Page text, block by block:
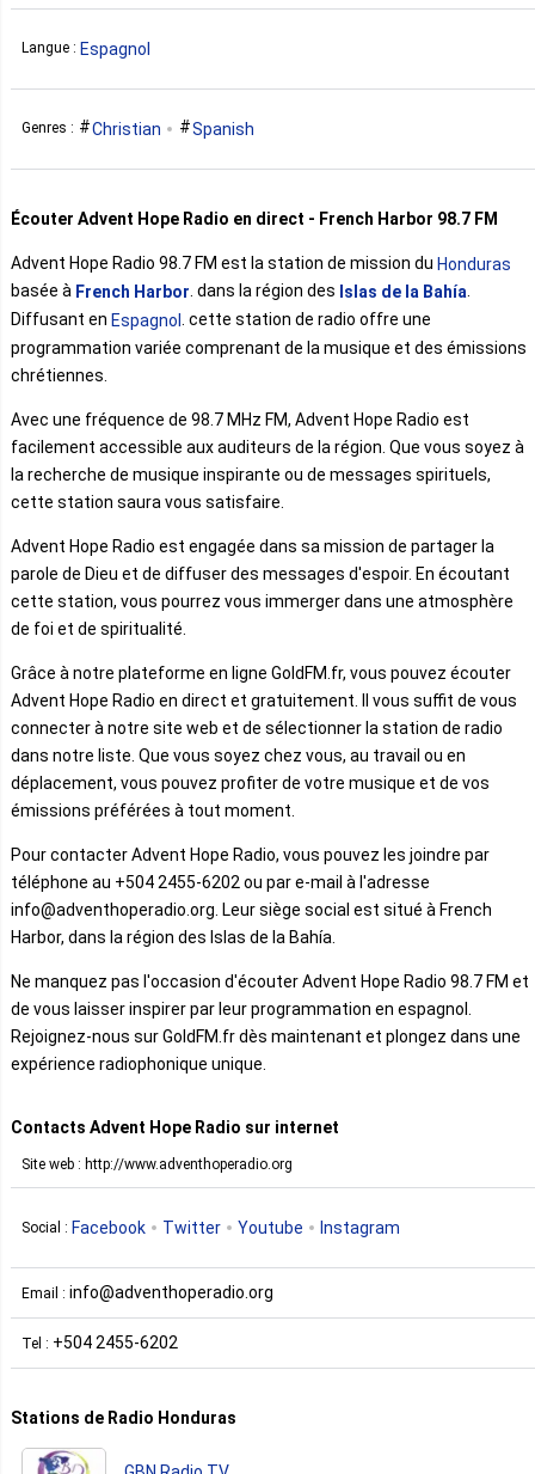
Langue : Espagnol
Genres : Christian Spanish
Écouter Advent Hope Radio en direct - French Harbor 98.7 FM
Advent Hope Radio 98.7 FM est la station de mission du Honduras
basée à French Harbor. dans la région des Islas de la Bahía.
Diffusant en Espagnol
. cette station de radio offre une
programmation variée comprenant de la musique et des émissions
chrétiennes.
Avec une fréquence de 98.7 MHz FM, Advent Hope Radio est
facilement accessible aux auditeurs de la région. Que vous soyez à
la recherche de musique inspirante ou de messages spirituels,
cette station saura vous satisfaire.
Advent Hope Radio est engagée dans sa mission de partager la
parole de Dieu et de diffuser des messages d'espoir. En écoutant
cette station, vous pourrez vous immerger dans une atmosphère
de foi et de spiritualité.
Grâce à notre plateforme en ligne GoldFM.fr, vous pouvez écouter
Advent Hope Radio en direct et gratuitement. Il vous suffit de vous
connecter à notre site web et de sélectionner la station de radio
dans notre liste. Que vous soyez chez vous, au travail ou en
déplacement, vous pouvez profiter de votre musique et de vos
émissions préférées à tout moment.
Pour contacter Advent Hope Radio, vous pouvez les joindre par
téléphone au +504 2455-6202 ou par e-mail à l'adresse
info@adventhoperadio.org. Leur siège social est situé à French
Harbor, dans la région des Islas de la Bahía.
Ne manquez pas l'occasion d'écouter Advent Hope Radio 98.7 FM et
de vous laisser inspirer par leur programmation en espagnol.
Rejoignez-nous sur GoldFM.fr dès maintenant et plongez dans une
expérience radiophonique unique.
Contacts Advent Hope Radio sur internet
Site web : http://www.adventhoperadio.org
Social : Facebook Twitter Youtube Instagram
Email : info@adventhoperadio.org
Tel : +504 2455-6202
Stations de Radio Honduras